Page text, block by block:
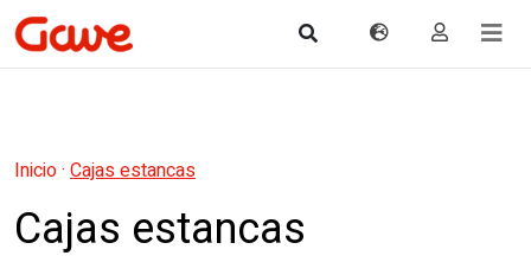
Inicio· Cajas estancas
Cajas estancas